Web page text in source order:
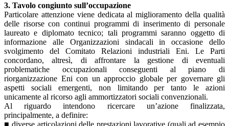
3. Tavolo congiunto sull’occupazione
Particolare attenzione viene dedicata al miglioramento della qualità
delle risorse con continui programmi di inserimento di personale
laureato e diplomato tecnico; tali programmi saranno oggetto di
informazione alle Organizzazioni sindacali in occasione dello
svolgimento del Comitato Relazioni industriali Eni. Le Parti
concordano, altresì, di affrontare la gestione di eventuali
problematiche occupazionali conseguenti al piano di
riorganizzazione Eni con un approccio globale per governare gli
aspetti sociali emergenti, non limitando per tanto le azioni
unicamente al ricorso agli ammortizzatori sociali convenzionali.
Al riguardo intendono ricercare un’azione finalizzata,
principalmente, a definire:
■ diverse articolazioni delle prestazioni lavorative (quali ad esempio